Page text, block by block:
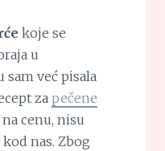
koje se
u
sam već pisala
zapečene
cenu, nisu
nas. Zbog